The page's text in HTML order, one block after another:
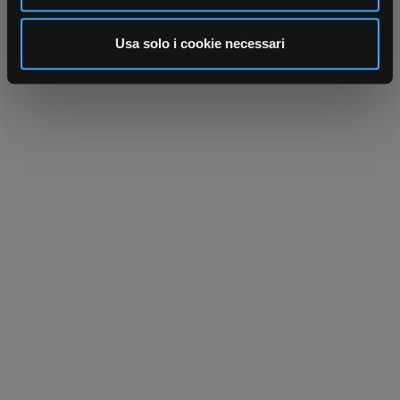
analizzare il nostro traffico. Condividiamo inoltre
informazioni sul modo in cui utilizza il nostro sito con i
nostri partner che si occupano di analisi dei dati web,
pubblicità e social media, i quali potrebbero combinarle
Usa solo i cookie necessari